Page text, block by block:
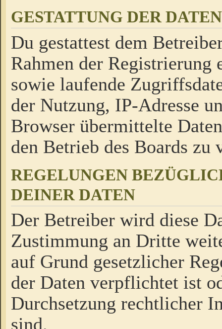
GESTATTUNG DER
Du gestattest dem
Rahmen der Registrierung
sowie laufende
der Nutzung, IP-Adresse
Browser übermittelte
den Betrieb des Boards zu
REGELUNGEN
DEINER DATEN
Der Betreiber wird diese
Zustimmung an Dritte
auf Grund gesetzlicher
der Daten verpflichtet ist
Durchsetzung rechtlicher
sind.